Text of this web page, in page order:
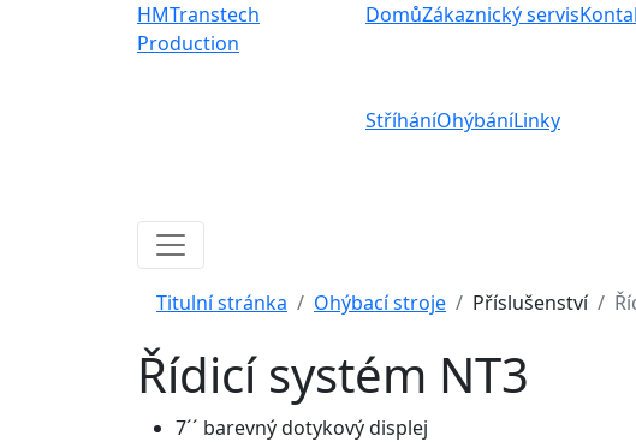
HMTranstech
Production
DomůZákaznický servis
StříháníOhýbáníLinky
Titulní stránka Ohýbací stroje Příslušenství
Řídicí systém NT3
7´´ barevný dotykový displej